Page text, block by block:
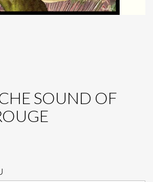
SOUND OF